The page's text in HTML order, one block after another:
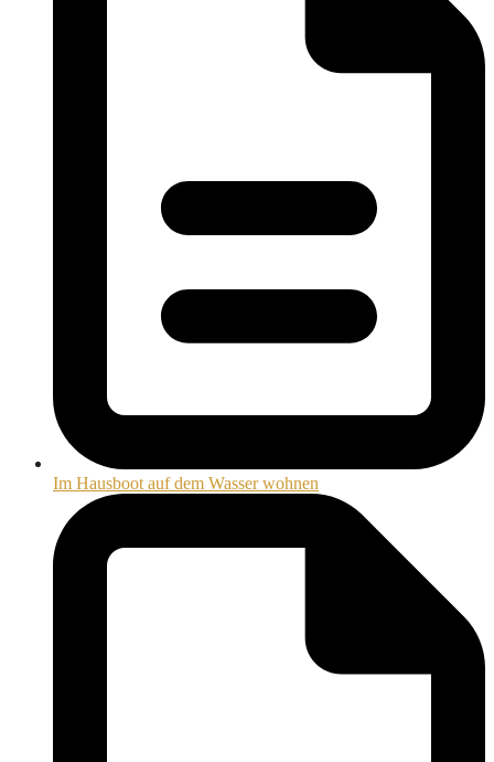
Im Hausboot auf dem Wasser wohnen